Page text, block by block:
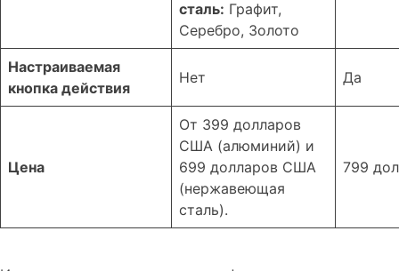
сталь: Графит,
Серебро, Золото
Настраиваемая
кнопка действия
Нет Да
Цена
От 399 долларов
США (алюминий) и
699 долларов США
(нержавеющая
сталь).
799